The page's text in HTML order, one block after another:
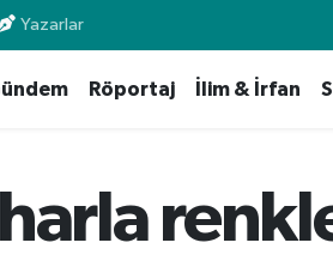
Yazarlar
Röportaj İlim & İrfan